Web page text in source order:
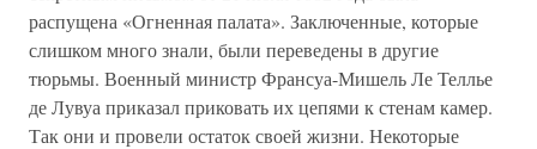
распущена «Огненная палата». Заключенные, которые
слишком много знали, были переведены в другие
тюрьмы. Военный министр Франсуа-Мишель Ле Теллье
де Лувуа приказал приковать их цепями к стенам камер.
Так они и провели остаток своей жизни. Некоторые